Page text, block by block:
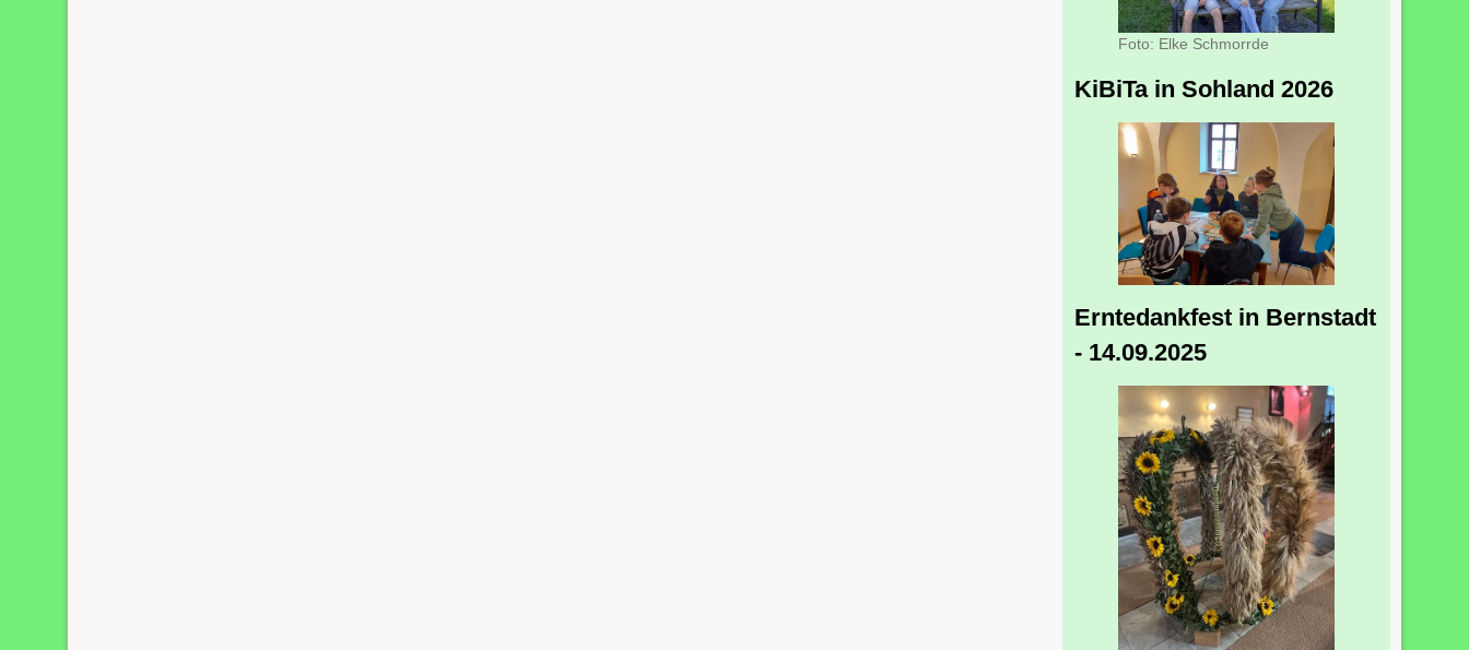
Foto: Elke Schmorrde
KiBiTa in Sohland 2026
Erntedankfest in Bernstadt
- 14.09.2025